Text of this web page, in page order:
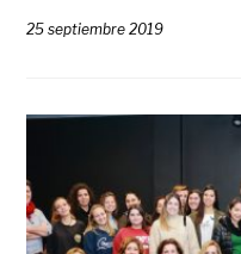
25 septiembre 2019